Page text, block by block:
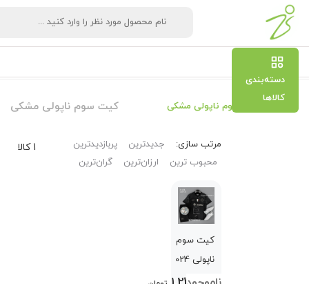
دسته‌بندی
کالاها
کیت سوم ناپولی مشکی کیت سوم ناپولی مشکی
1 کالا مرتب‌ سازی: جدیدترین
پربازدیدترین
محبوب ترین
ارزان‌ترین گران‌ترین
کیت سوم
ناپولی 2024
مشکی